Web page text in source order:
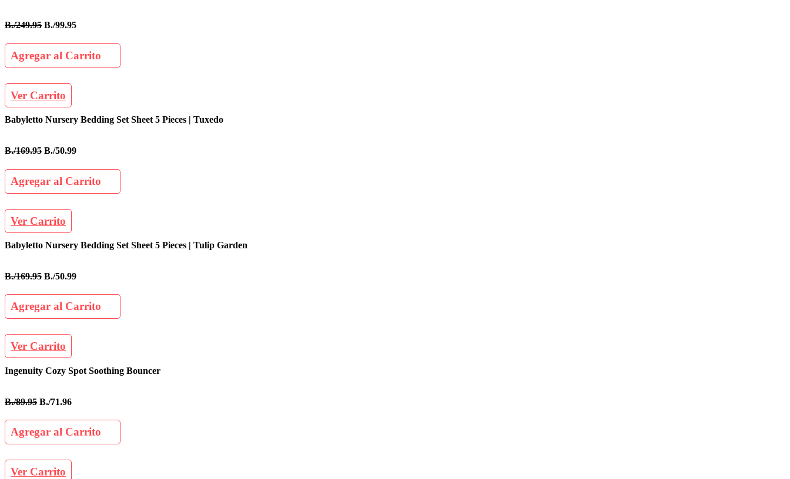
B./249.95 B./99.95
Agregar al Carrito
Ver Carrito
Babyletto Nursery Bedding Set Sheet 5 Pieces | Tuxedo
B./169.95 B./50.99
Agregar al Carrito
Ver Carrito
Babyletto Nursery Bedding Set Sheet 5 Pieces | Tulip Garden
B./169.95 B./50.99
Agregar al Carrito
Ver Carrito
Ingenuity Cozy Spot Soothing Bouncer
B./89.95 B./71.96
Agregar al Carrito
Ver Carrito